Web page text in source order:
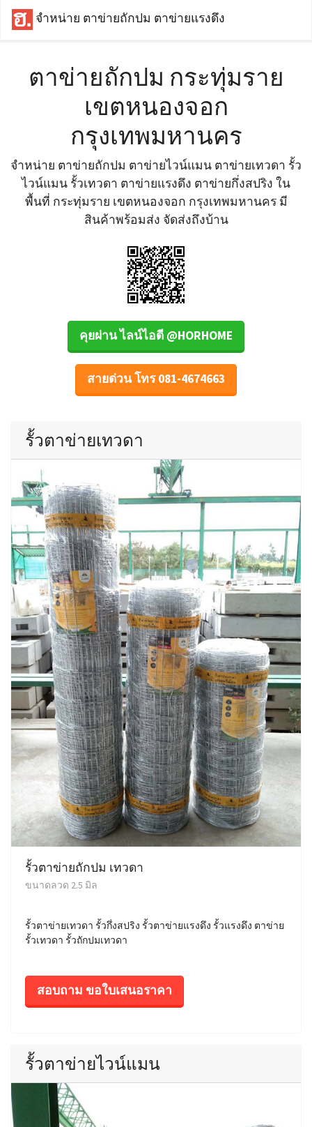
จำหน่าย ตาข่ายถักปม ตาข่ายแรงดึง
ตาข่ายถักปม กระทุ่มราย
เขตหนองจอก
กรุงเทพมหานคร
จำหน่าย ตาข่ายถักปม ตาข่ายไวน์แมน ตาข่ายเทวดา รั้ว
ไวน์แมน รั้วเทวดา ตาข่ายแรงดึง ตาข่ายกึ่งสปริง ใน
พื้นที่ กระทุ่มราย เขตหนองจอก กรุงเทพมหานคร มี
สินค้าพร้อมส่ง จัดส่งถึงบ้าน
คุยผ่าน ไลน์ไอดี @HORHOME
สายด่วน โทร 081-4674663
รั้วตาข่ายเทวดา
รั้วตาข่ายถักปม เทวดา
ขนาดลวด 2.5 มิล
รั้วตาข่ายเทวดา รั้วกึ่งสปริง รั้วตาข่ายแรงดึง รั้วแรงดึง ตาข่าย
รั้วเทวดา รั้วถักปมเทวดา
สอบถาม ขอใบเสนอราคา
รั้วตาข่ายไวน์แมน